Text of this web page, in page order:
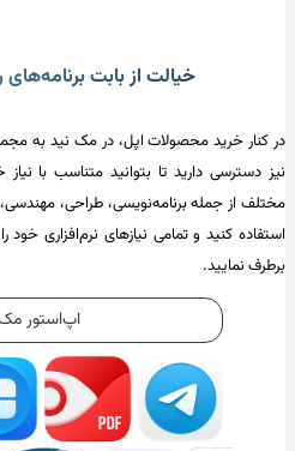
خیالت از بابت
در کنار خرید محصولات اپل، در مک نید به
نیز دسترسی دارید تا بتوانید متناسب با نیاز
مختلف از جمله برنامه‌نویسی، طراحی،
استفاده کنید و تمامی نیازهای نرم‌افزاری
برطرف نمایید.
اپ‌استور